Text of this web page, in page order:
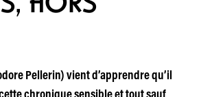
Pellerin) vient d’apprendre qu’il